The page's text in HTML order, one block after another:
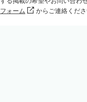
ォーム からご連絡くだ